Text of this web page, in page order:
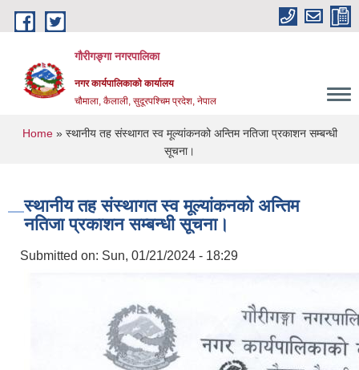
Skip to main content
गौरीगङ्गा नगरपालिका
नगर कार्यपालिकाको कार्यालय
चौमाला, कैलाली, सुदूरपश्चिम प्रदेश, नेपाल
You are here
Home» स्थानीय तह संस्थागत स्व मूल्यांकनको अन्तिम नतिजा प्रकाशन सम्बन्धी
सूचना।
स्थानीय तह संस्थागत स्व मूल्यांकनको अन्तिम
नतिजा प्रकाशन सम्बन्धी सूचना।
Submitted on: Sun, 01/21/2024 - 18:29